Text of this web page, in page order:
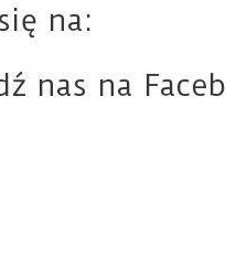
na:
nas na